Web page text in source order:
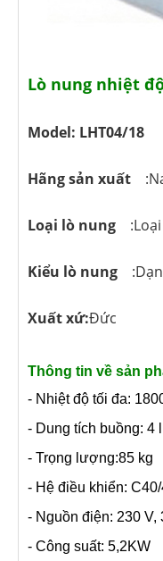
Lò nung nhiệt
Model: LHT04/18
Hãng sản xuất
Loại lò nung
Kiểu lò nung
Xuất xứ:Đức
Thông tin về sản
- Nhiệt độ tối đa:
- Dung tích buồng: 4
- Trọng lượng:85 kg
- Hệ điều khiển:
- Nguồn điện: 230 V,
- Công suất: 5,2KW